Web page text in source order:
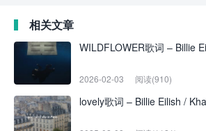
相关文章
WILDFLOWER歌词 – Billie
2026-02-03 阅读(910)
lovely歌词 – Billie Eilish /